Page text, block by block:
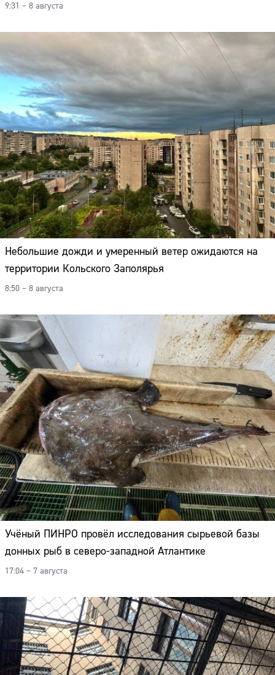
9:31 – 8 августа
Небольшие дожди и умеренный ветер ожидаются на
территории Кольского Заполярья
8:50 – 8 августа
Учёный ПИНРО провёл исследования сырьевой базы
донных рыб в северо-западной Атлантике
17:04 – 7 августа
Сайт: